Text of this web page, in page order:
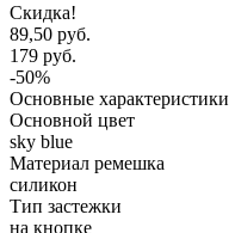
Скидка!
89,50 руб.
179 руб.
-50%
Основные характеристики
Основной цвет
sky blue
Материал ремешка
силикон
Тип застежки
на кнопке